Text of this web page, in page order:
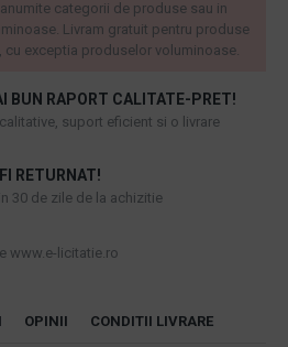
BUN RAPORT CALITATE-PRET!
suport eficient si o livrare
RETURNAT!
30 de zile de la achizitie
www.e-licitatie.ro
categorii de produse sau in
Livram gratuit pentru produse
cu exceptia produselor voluminoase.
OPINII CONDITII LIVRARE